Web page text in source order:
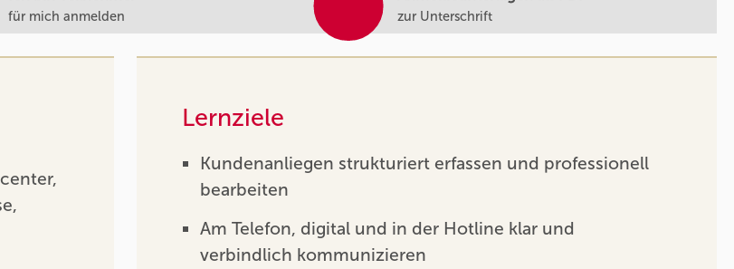
Lernziele
Kundenanliegen strukturiert erfassen und professionell
bearbeiten
Am Telefon, digital und in der Hotline klar und
verbindlich kommunizieren
für mich anmelden zur Unterschrift